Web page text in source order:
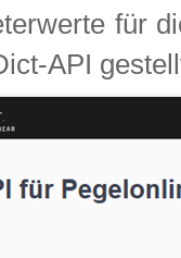
für
API